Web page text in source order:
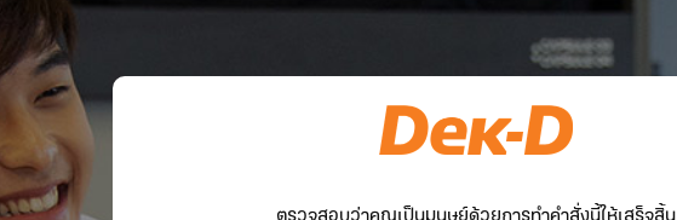
ตรวจสอบว่าคุณเป็นมนุษย์ด้วยการทำคำสั่งนี้ให้เสร็จสิ้น